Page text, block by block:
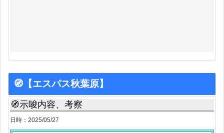
🧭【エスパス秋葉原】
🧭示唆内容、考察
日時：2025/05/27